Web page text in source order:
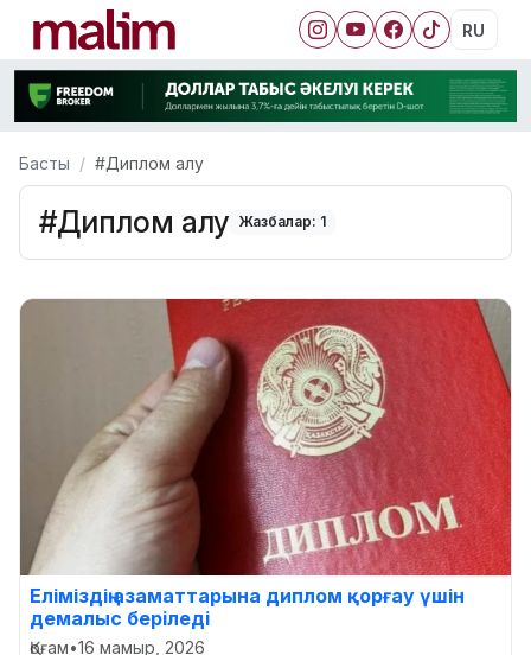
RU
Басты #Диплом алу
#Диплом алу Жазбалар: 1
Еліміздің азаматтарына диплом қорғау үшін
демалыс беріледі
Қоғам•16 мамыр, 2026